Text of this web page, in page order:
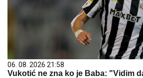
06. 08. 2026 21:58
Vukotić ne zna ko je Baba: "Vidim